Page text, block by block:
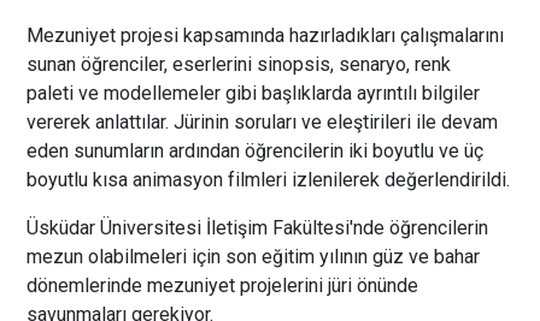
Mezuniyet projesi kapsamında hazırladıkları çalışmalarını
sunan öğrenciler, eserlerini sinopsis, senaryo, renk
paleti ve modellemeler gibi başlıklarda ayrıntılı bilgiler
vererek anlattılar. Jürinin soruları ve eleştirileri ile devam
eden sunumların ardından öğrencilerin iki boyutlu ve üç
boyutlu kısa animasyon filmleri izlenilerek değerlendirildi.
Üsküdar Üniversitesi İletişim Fakültesi'nde öğrencilerin
mezun olabilmeleri için son eğitim yılının güz ve bahar
dönemlerinde mezuniyet projelerini jüri önünde
savunmaları gerekiyor.